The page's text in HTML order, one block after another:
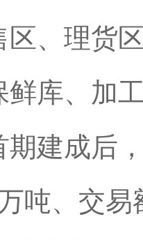
区、理货
鲜库、加
期建成后
吨、交